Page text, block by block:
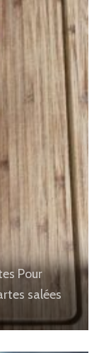
Pour
salées